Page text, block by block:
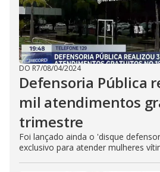
DO R7/08/04/2024
Defensoria Pública
mil atendimentos
trimestre
Foi lançado ainda o 'disque
exclusivo para atender mulheres